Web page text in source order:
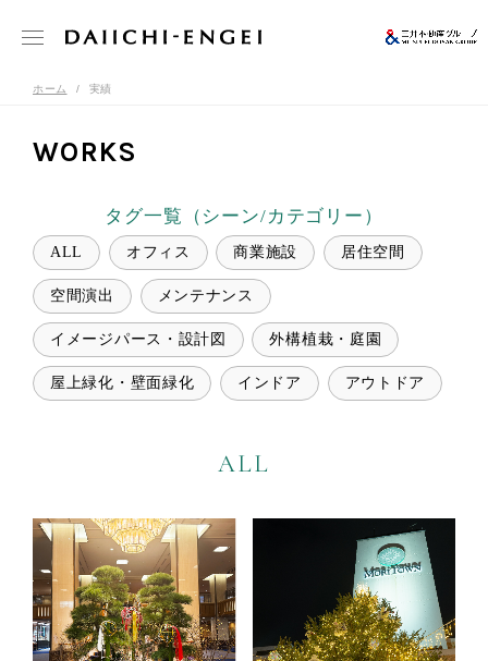
ホーム 実績
WORKS
タグ一覧（シーン/カテゴリー）
ALL オフィス 商業施設 居住空間
空間演出 メンテナンス
イメージパース・設計図 外構植栽・庭園
屋上緑化・壁面緑化 インドア アウトドア
ALL